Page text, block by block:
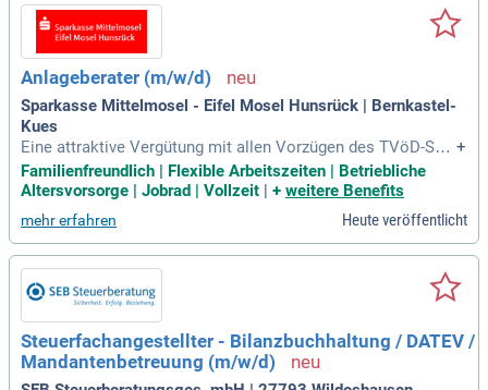
Anlageberater (m/w/d)
Sparkasse Mittelmosel - Eifel Mosel Hunsrück | Bernkastel-
Kues
Eine attraktive Vergütung mit allen Vorzügen des TVöD-Spa
rkassen und eine gute betriebliche Altersvorsorge sowie we
itere Sozialleistungen (z.B. betriebliche Krankenzusatzversic
herung, Jobrad, Mitarbeiterkonditionen).
+
Familienfreundlich | Flexible Arbeitszeiten | Betriebliche
Altersvorsorge | Jobrad | Vollzeit | + weitere Benefits
mehr erfahren Heute veröffentlicht
Steuerfachangestellter - Bilanzbuchhaltung / DATEV /
Mandantenbetreuung (m/w/d)